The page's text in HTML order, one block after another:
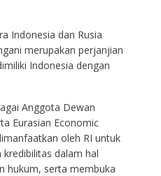
Indonesia dan Rusia
merupakan perjanjian
Indonesia dengan
Anggota Dewan
Eurasian Economic
oleh RI untuk
dalam hal
hukum, serta membuka